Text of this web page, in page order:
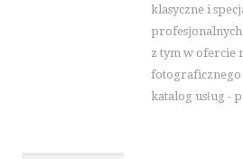
IMPREZY
HOBBY
ZAJĘCIA SPORTOWE I
klasyczne i
z tym w ofercie
fotograficznego
katalog usług -